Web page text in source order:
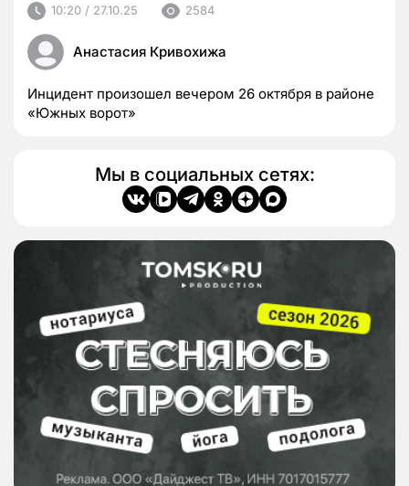
10:20 / 27.10.25 2584
Анастасия Кривохижа
Инцидент произошел вечером 26 октября в районе
«Южных ворот»
Мы в социальных сетях: